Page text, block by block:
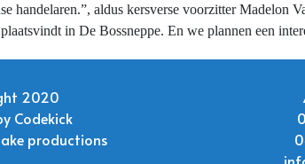
handelaren.”, aldus kersverse voorzitter Madelon
in De Bossneppe. En we plannen een
2020
Codekick
productions